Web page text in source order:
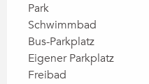
Park
Schwimmbad
Bus-Parkplatz
Eigener Parkplatz
Freibad